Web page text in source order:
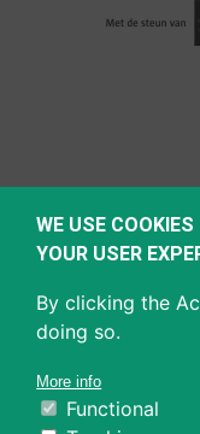
WE USE
YOUR USER
By clicking the
doing so.
More info
Functional